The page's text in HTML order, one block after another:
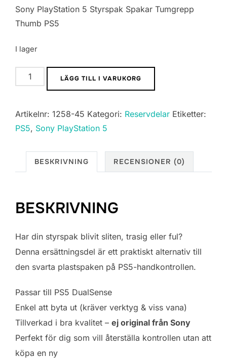
10,00 kr.9,00 kr.
Sony PlayStation 5 Styrspak Spakar Tumgrepp
Thumb PS5
I lager
Sony
PlayStation
Styrspak
–
styck
LÄGG TILL I VARUKORG
Artikelnr: 1258-45 Kategori: Reservdelar Etiketter:
PS5, Sony PlayStation 5
BESKRIVNING RECENSIONER (0)
BESKRIVNING
Har din styrspak blivit sliten, trasig eller ful?
Denna ersättningsdel är ett praktiskt alternativ till
den svarta plastspaken på PS5-handkontrollen.
Passar till PS5 DualSense
Enkel att byta ut (kräver verktyg & viss vana)
Tillverkad i bra kvalitet – ej original från Sony
Perfekt för dig som vill återställa kontrollen utan att
köpa en ny